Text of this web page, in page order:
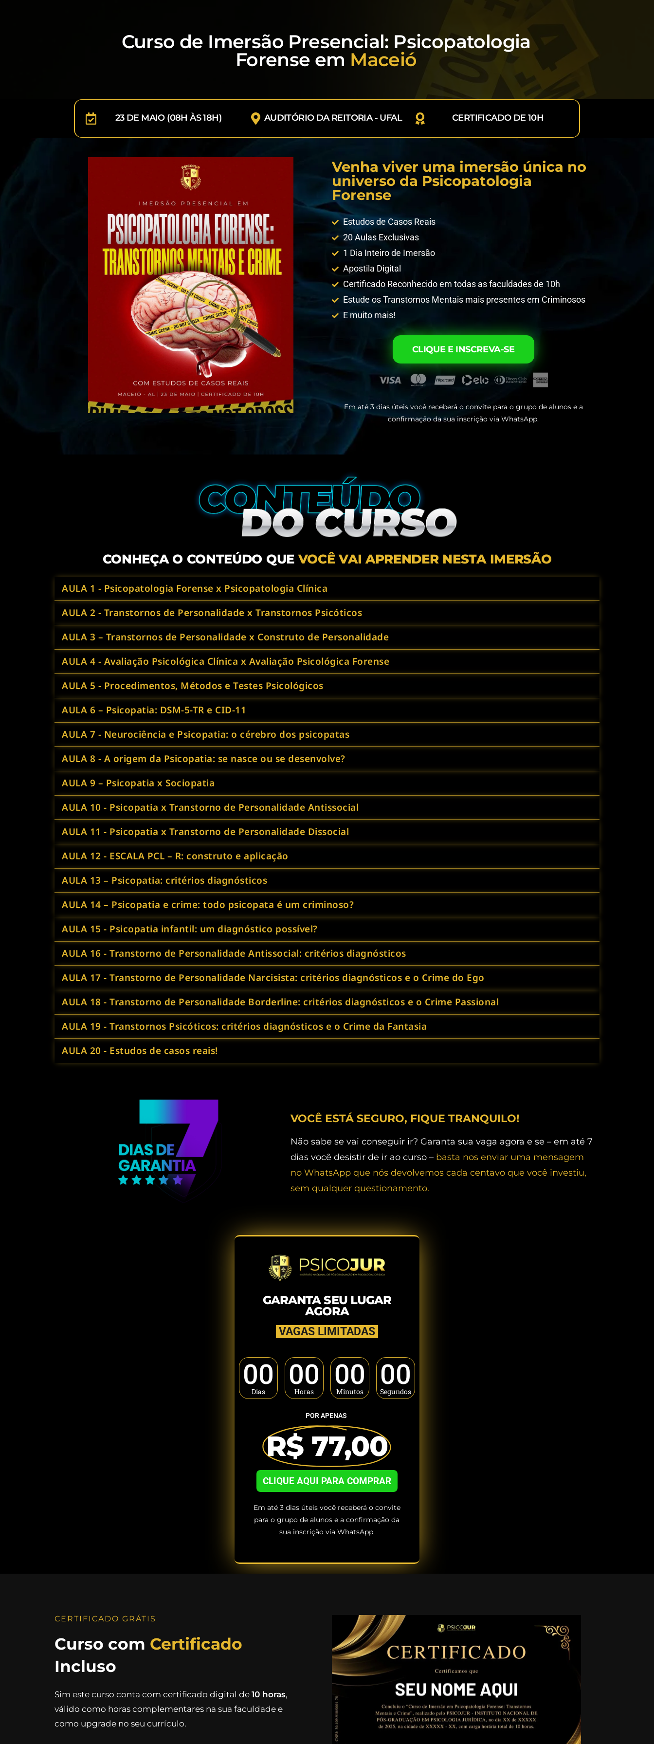
Curso de Imersão Presencial: Psicopatologia
Forense em Maceió
23 DE MAIO (08H ÀS 18H) AUDITÓRIO DA REITORIA - UFAL CERTIFICADO DE 10H
Venha viver uma imersão única no
universo da Psicopatologia
Forense
Estudos de Casos Reais
20 Aulas Exclusivas
1 Dia Inteiro de Imersão
Apostila Digital
Certificado Reconhecido em todas as faculdades de 10h
Estude os Transtornos Mentais mais presentes em Criminosos
E muito mais!
CLIQUE E INSCREVA-SE
Em até 3 dias úteis você receberá o convite para o grupo de alunos e a
confirmação da sua inscrição via WhatsApp.
CONHEÇA O CONTEÚDO QUE VOCÊ VAI APRENDER NESTA IMERSÃO
AULA 1 - Psicopatologia Forense x Psicopatologia Clínica
AULA 2 - Transtornos de Personalidade x Transtornos Psicóticos
AULA 3 – Transtornos de Personalidade x Construto de Personalidade
AULA 4 - Avaliação Psicológica Clínica x Avaliação Psicológica Forense
AULA 5 - Procedimentos, Métodos e Testes Psicológicos
AULA 6 – Psicopatia: DSM-5-TR e CID-11
AULA 7 - Neurociência e Psicopatia: o cérebro dos psicopatas
AULA 8 - A origem da Psicopatia: se nasce ou se desenvolve?
AULA 9 – Psicopatia x Sociopatia
AULA 10 - Psicopatia x Transtorno de Personalidade Antissocial
AULA 11 - Psicopatia x Transtorno de Personalidade Dissocial
AULA 12 - ESCALA PCL – R: construto e aplicação
AULA 13 – Psicopatia: critérios diagnósticos
AULA 14 – Psicopatia e crime: todo psicopata é um criminoso?
AULA 15 - Psicopatia infantil: um diagnóstico possível?
AULA 16 - Transtorno de Personalidade Antissocial: critérios diagnósticos
AULA 17 - Transtorno de Personalidade Narcisista: critérios diagnósticos e o Crime do Ego
AULA 18 - Transtorno de Personalidade Borderline: critérios diagnósticos e o Crime Passional
AULA 19 - Transtornos Psicóticos: critérios diagnósticos e o Crime da Fantasia
AULA 20 - Estudos de casos reais!
VOCÊ ESTÁ SEGURO, FIQUE TRANQUILO!
Não sabe se vai conseguir ir? Garanta sua vaga agora e se – em até 7
dias você desistir de ir ao curso – basta nos enviar uma mensagem
no WhatsApp que nós devolvemos cada centavo que você investiu,
sem qualquer questionamento.
GARANTA SEU LUGAR
AGORA
VAGAS LIMITADAS
00
Dias
00
Horas
00
Minutos
00
Segundos
POR APENAS
R$ 77,00
CLIQUE AQUI PARA COMPRAR
Em até 3 dias úteis você receberá o convite
para o grupo de alunos e a confirmação da
sua inscrição via WhatsApp.
CERTIFICADO GRÁTIS
Curso com Certificado
Incluso
Sim este curso conta com certificado digital de 10 horas,
válido como horas complementares na sua faculdade e
como upgrade no seu currículo.